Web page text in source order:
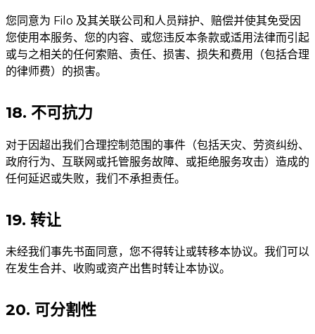
您同意为 Filo 及其关联公司和人员辩护、赔偿并使其免受因
您使用本服务、您的内容、或您违反本条款或适用法律而引起
或与之相关的任何索赔、责任、损害、损失和费用（包括合理
的律师费）的损害。
18. 不可抗力
对于因超出我们合理控制范围的事件（包括天灾、劳资纠纷、
政府行为、互联网或托管服务故障、或拒绝服务攻击）造成的
任何延迟或失败，我们不承担责任。
19. 转让
未经我们事先书面同意，您不得转让或转移本协议。我们可以
在发生合并、收购或资产出售时转让本协议。
20. 可分割性